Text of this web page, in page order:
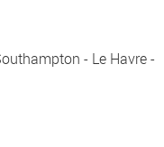
- Le Havre -